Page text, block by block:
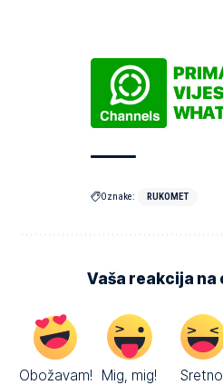
Oznake: RUKOMET
Vaša reakcija na
Obožavam!
Mig, mig!